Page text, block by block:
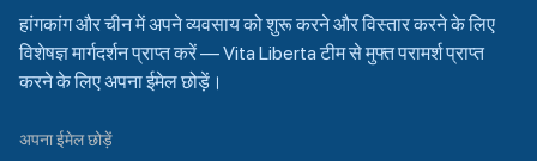
हांगकांग और चीन में अपने व्यवसाय को शुरू करने और विस्तार करने के लिए
विशेषज्ञ मार्गदर्शन प्राप्त करें — Vita Liberta टीम से मुफ्त परामर्श प्राप्त
करने के लिए अपना ईमेल छोड़ें।